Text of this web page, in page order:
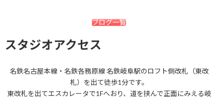
2020年5月
2020年4月
ブログ一覧
スタジオアクセス
名鉄名古屋本線・名鉄各務原線 名鉄岐阜駅のロフト側改札（東改
札）を出て徒歩1分です。
東改札を出てエスカレータで1Fへおり、道を挟んで正面にみえる岐